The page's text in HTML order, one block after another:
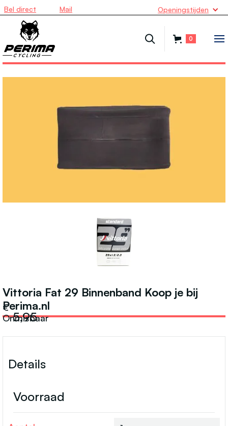
Bel direct Mail Openingstijden
0
Vittoria Fat 29 Binnenband Koop je bij
Perima.nl
5,95
€
Onmisbaar
Details
Voorraad